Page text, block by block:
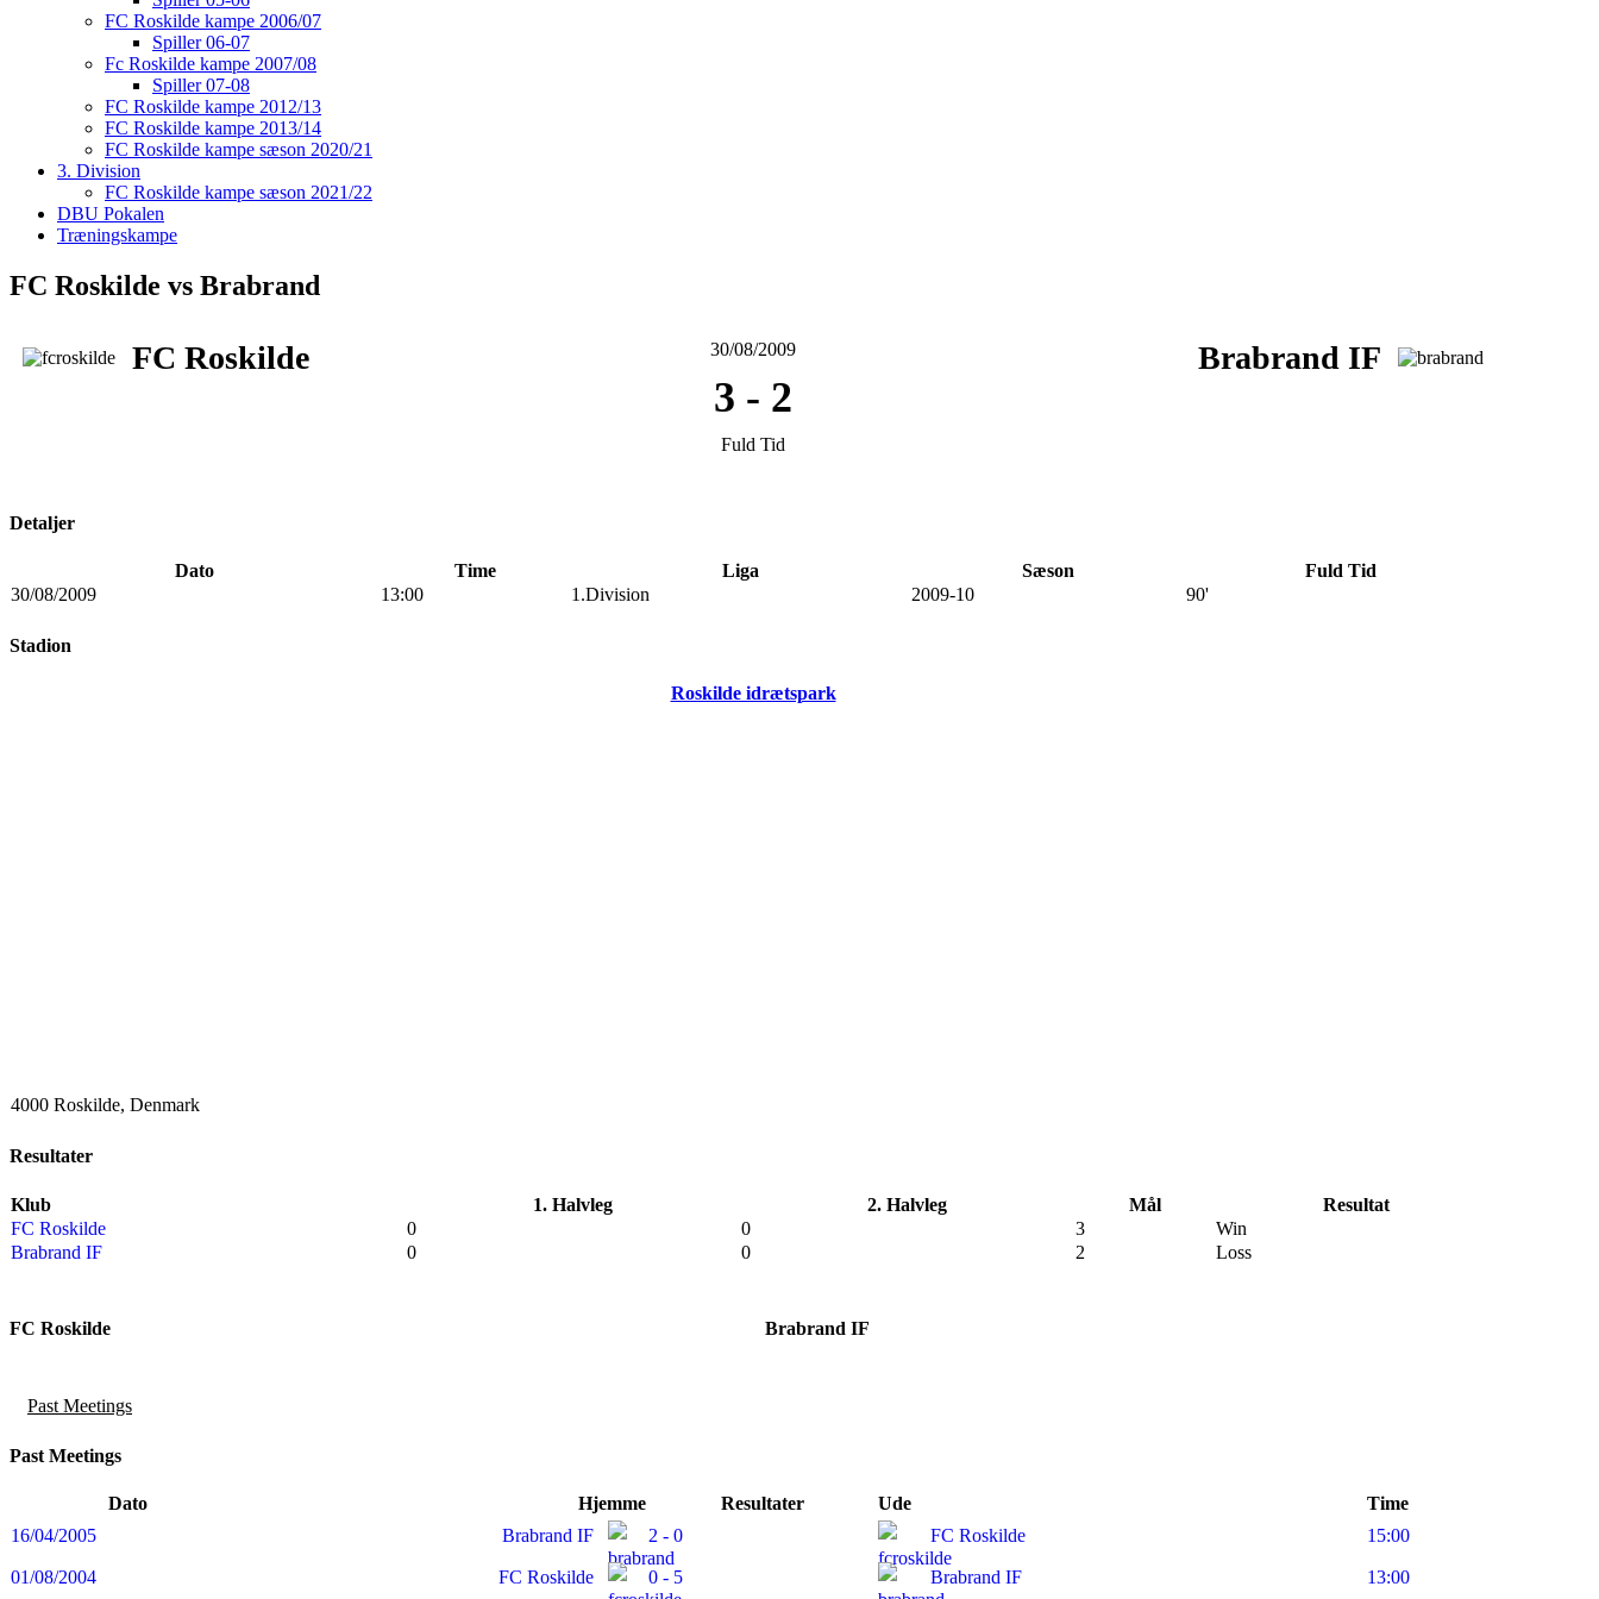
FC Roskilde kampe 2006/07
Spiller 06-07
Fc Roskilde kampe 2007/08
Spiller 07-08
FC Roskilde kampe 2012/13
FC Roskilde kampe 2013/14
FC Roskilde kampe sæson 2020/21
3. Division
FC Roskilde kampe sæson 2021/22
DBU Pokalen
Træningskampe
FC Roskilde vs Brabrand
FC Roskilde Brabrand IF
30/08/2009
3 - 2
Fuld Tid
Detaljer
Dato Time Liga Sæson
Fuld Tid
30/08/2009
13:00 1.Division 2009-10 90'
Stadion
Roskilde idrætspark
4000 Roskilde, Denmark
Resultater
Klub 1. Halvleg 2. Halvleg Mål
Resultat
FC Roskilde
0 0 3
Win
Brabrand IF
0 0 2 Loss
FC Roskilde Brabrand IF
Past Meetings
Past Meetings
Dato Hjemme Resultater Ude
Time
16/04/2005
Brabrand IF 2 - 0 FC Roskilde 15:00
01/08/2004 FC Roskilde 0 - 5 Brabrand IF 13:00